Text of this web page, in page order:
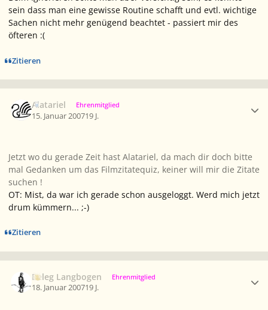
sein dass man eine gewisse Routine schafft und evtl. wichtige
Sachen nicht mehr genügend beachtet - passiert mir des
öfteren :(
Zitieren
Alatariel Ehrenmitglied
15. Januar 200719 J.
Jetzt wo du gerade Zeit hast Alatariel, da mach dir doch bitte
mal Gedanken um das Filmzitatequiz, keiner will mir die Zitate
suchen !
OT: Mist, da war ich gerade schon ausgeloggt. Werd mich jetzt
drum kümmern... ;-)
Zitieren
Beleg Langbogen Ehrenmitglied
18. Januar 200719 J.